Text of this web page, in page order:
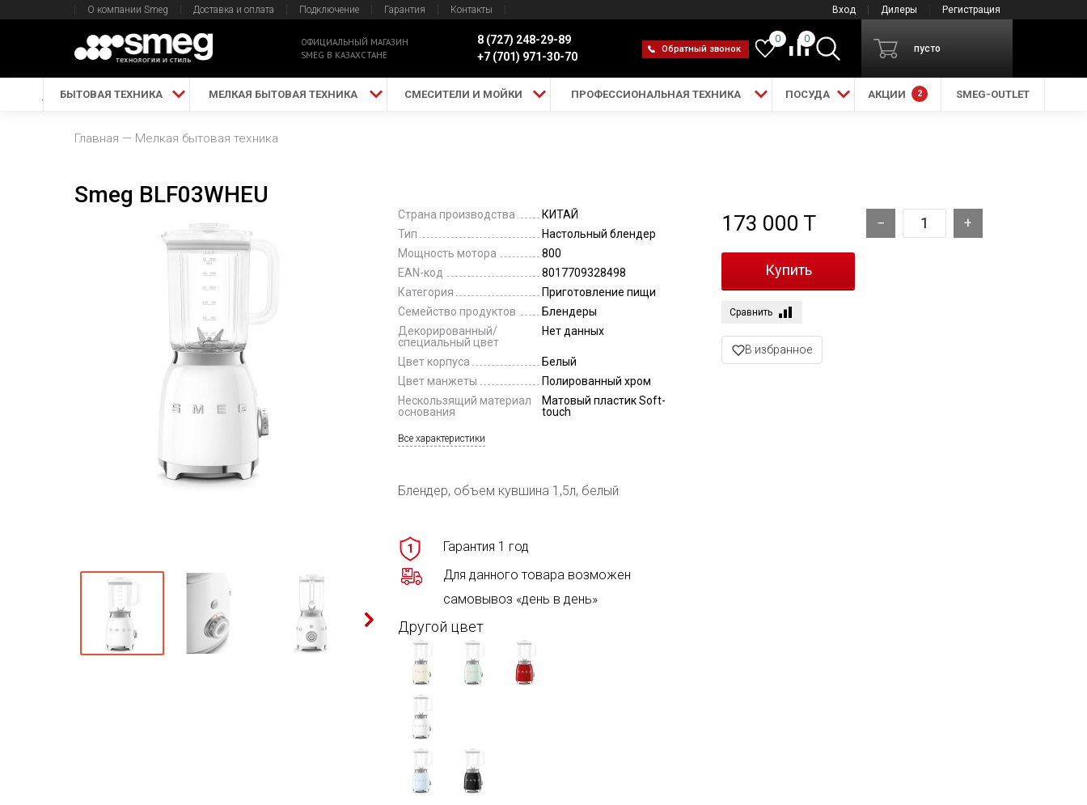
Вход Дилеры Регистрация
О компании Smeg Доставка и оплата Подключение Гарантия Контакты
ОФИЦИАЛЬНЫЙ МАГАЗИН
SMEG В КАЗАХСТАНЕ
8 (727) 248-29-89
+7 (701) 971-30-70
Обратный звонок
0
0
пусто
БЫТОВАЯ ТЕХНИКА МЕЛКАЯ БЫТОВАЯ ТЕХНИКА СМЕСИТЕЛИ И МОЙКИ ПРОФЕССИОНАЛЬНАЯ ТЕХНИКА ПОСУДА АКЦИИ 2 SMEG-OUTLET
Главная Мелкая бытовая техника
Smeg BLF03WHEU
Страна производства
КИТАЙ
Тип
Настольный блендер
Мощность мотора
800
EAN-код
8017709328498
Категория
Приготовление пищи
Семейство продуктов
Блендеры
Декорированный/
специальный цвет
Нет данных
Цвет корпуса
Белый
Цвет манжеты
Полированный хром
Нескользящий материал
основания
Матовый пластик Soft-
touch
Все характеристики
Блендер, объем кувшина 1,5л, белый
1
Гарантия 1 год
Для данного товара возможен
самовывоз «день в день»
Другой цвет
173 000 T
Сравнить
В избранное